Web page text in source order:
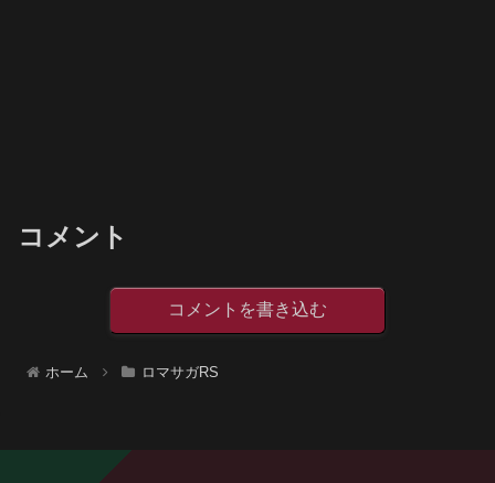
コメント
コメントを書き込む
ホーム ロマサガRS